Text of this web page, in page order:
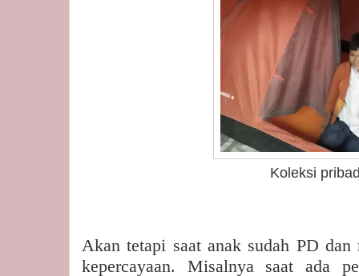
Koleksi
Akan tetapi saat anak sudah PD
kepercayaan. Misalnya saat ada